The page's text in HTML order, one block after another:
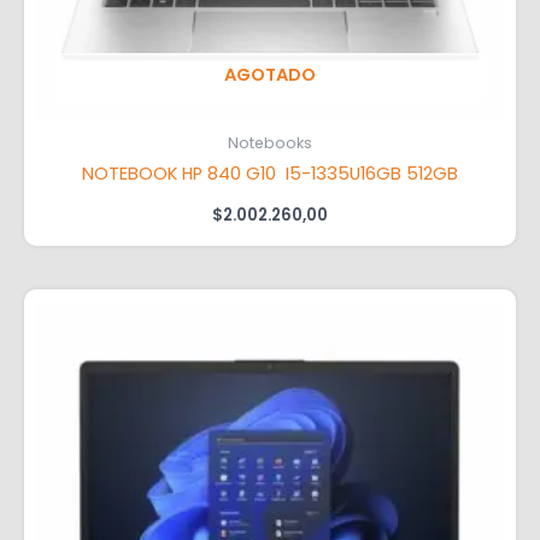
AGOTADO
Notebooks
NOTEBOOK HP 840 G10 I5-1335U16GB 512GB
$2.002.260,00